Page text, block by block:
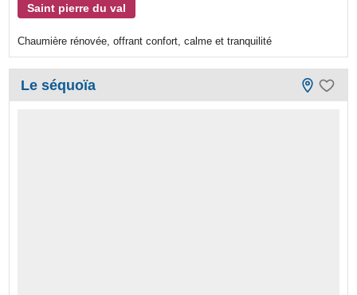
Saint pierre du val
Chaumière rénovée, offrant confort, calme et tranquilité
Le séquoïa